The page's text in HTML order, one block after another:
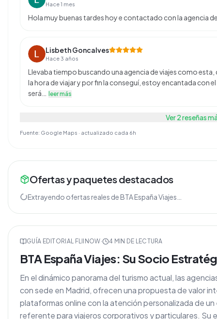
Hace 1 mes
Hola muy buenas tardes hoy e contactado con la agencia de
Lisbeth Goncalves
Hace 3 años
Llevaba tiempo buscando una agencia de viajes como
la hora de viajar y por fin la conseguí, estoy encantada con
será…
leer más
Ver2reseñas
Fuente: Google Maps · actualizado cada 6h
Ofertas y paquetes destacados
Extrayendo ofertas reales deBTA España Viajes
GUÍA EDITORIAL FLIINOW· 4 MIN DE LECTURA
BTA España Viajes: Su Socio
En el dinámico panorama del turismo actual, las
con sede en Madrid, ofrecen una propuesta de valor
plataformas online con la atención personalizada de
referente para viajeros corporativos y particulares. Su